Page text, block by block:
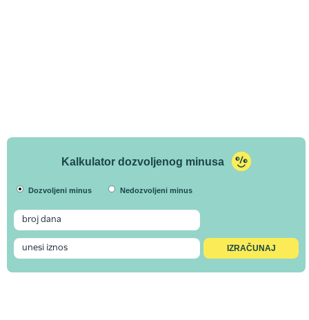
Kalkulator dozvoljenog minusa
Dozvoljeni minus Nedozvoljeni minus